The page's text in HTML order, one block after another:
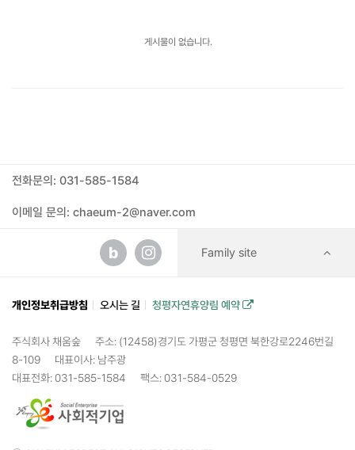
게시물이 없습니다.
전화문의: 031-585-1584
이메일 문의: chaeum-2@naver.com
b Family site
개인정보취급방침 오시는 길 청평자연휴양림 예약
주식회사 채움숲
주소: (12458)경기도 가평군 청평면 북한강로2246번길
8-109
대표이사: 남주광
대표전화: 031-585-1584
팩스: 031-584-0529